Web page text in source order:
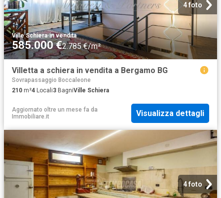
4 foto
Ville Schiera·in vendita
585.000 €2.785 €/m²
Villetta a schiera in vendita a Bergamo BG
Sovrapassaggio Boccaleone
210 m²4 Locali3 BagniVille Schiera
Aggiornato oltre un mese fa da
Immobiliare.it
Visualizza dettagli
4 foto